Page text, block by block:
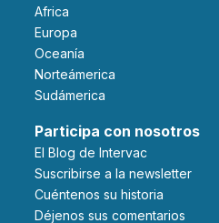
Africa
Europa
Oceanía
Norteámerica
Sudámerica
Participa con nosotros
El Blog de Intervac
Suscribirse a la newsletter
Cuéntenos su historia
Déjenos sus comentarios